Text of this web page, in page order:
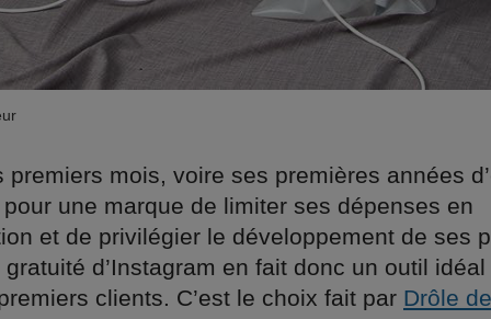
premiers mois, voire ses premières années
une marque de limiter ses dépenses en
et de privilégier le développement de ses
d’Instagram en fait donc un outil
clients. C’est le choix fait par Drôle